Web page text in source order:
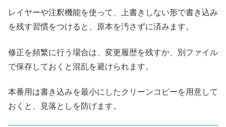
レイヤーや注釈機能を使って、上書きしない形で書き込み
を残す習慣をつけると、原本を汚さずに済みます。
修正を頻繁に行う場合は、変更履歴を残すか、別ファイル
で保存しておくと混乱を避けられます。
本番用は書き込みを最小にしたクリーンコピーを用意して
おくと、見落としを防げます。